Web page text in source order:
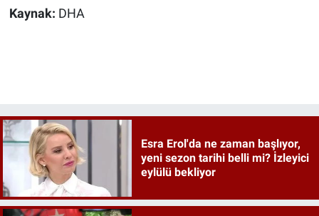
Kaynak: DHA
Esra Erol'da ne zaman başlıyor,
yeni sezon tarihi belli mi? İzleyici
eylülü bekliyor